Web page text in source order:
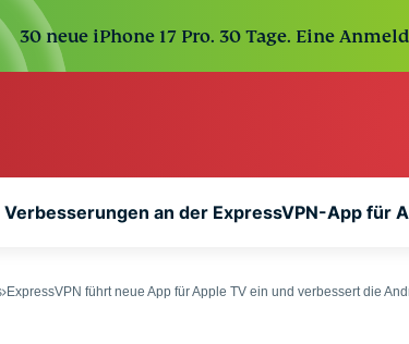
30 neue iPhone 17 Pro. 30 Tage. Eine
Verbesserungen an der ExpressVPN-App für
ExpressVPN führt neue App für Apple TV ein und verbessert die